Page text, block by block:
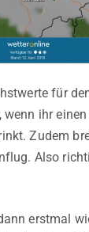
für
ihr
Zudem
Also
erstmal